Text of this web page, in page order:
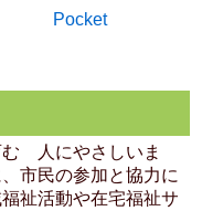
Pocket
む 人にやさしいま
市民の参加と協力に
祉活動や在宅福祉サ